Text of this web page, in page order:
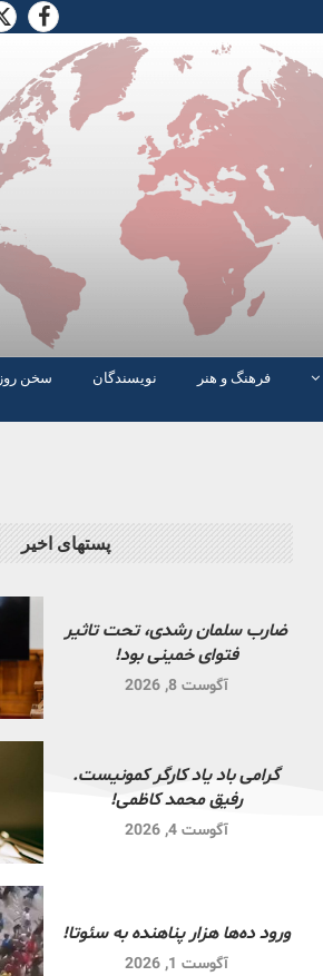
فرهنگ و هنر نویسندگان
سخن روز
پستهای اخیر
ضارب سلمان رشدی، تحت تاثیر
فتوای خمینی بود!
آگوست 8, 2026
گرامی باد یاد کارگر کمونیست.
رفیق محمد کاظمی!
آگوست 4, 2026
ورود ده‌ها هزار پناهنده به سئوتا!
آگوست 1, 2026